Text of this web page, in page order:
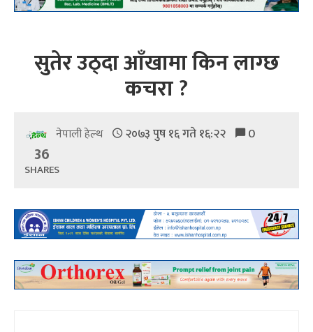
सुतेर उठ्दा आँखामा किन लाग्छ
कचरा ?
नेपाली हेल्थ २०७३ पुष १६ गते १६:२२ 0
36
SHARES